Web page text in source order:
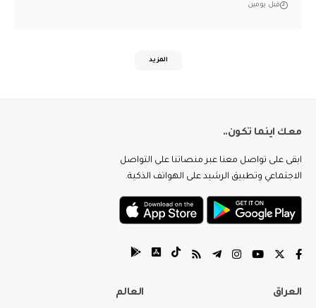
قبل يومين
المزيد
معك اينما تكون..
ابقى على تواصل معنا عبر منصاتنا على التواصل
الاجتماعي وتطبيق الرشيد على الهواتف الذكية.
العراق العالم